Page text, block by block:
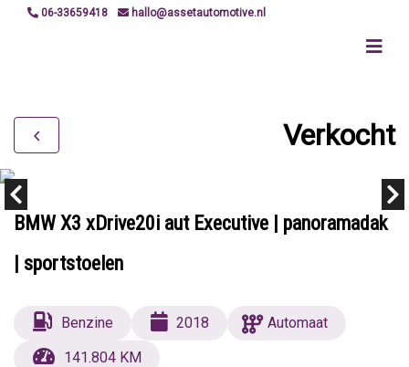
06-33659418 hallo@assetautomotive.nl
Verkocht
BMW X3 xDrive20i aut Executive | panoramadak
| sportstoelen
Benzine 2018
Automaat
141.804 KM